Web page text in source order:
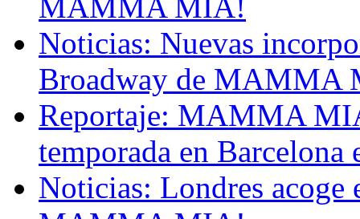
MAMMA MIA!
Noticias: Nuevas
Broadway de MAMMA
Reportaje: MAMMA
temporada en Barcelona
Noticias: Londres acoge